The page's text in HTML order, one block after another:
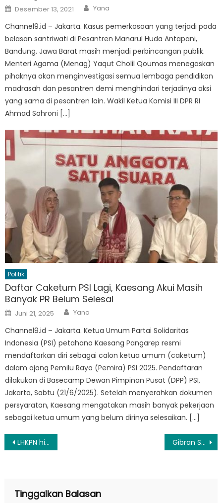
Posted
on
Desember 13, 2021 Author
Yana
Channel9.id – Jakarta. Kasus pemerkosaan yang terjadi pada
belasan santriwati di Pesantren Manarul Huda Antapani,
Bandung, Jawa Barat masih menjadi perbincangan publik.
Menteri Agama (Menag) Yaqut Cholil Qoumas menegaskan
pihaknya akan menginvestigasi semua lembaga pendidikan
madrasah dan pesantren demi menghindari terjadinya aksi
yang sama di pesantren lain. Wakil Ketua Komisi III DPR RI
Ahmad Sahroni […]
Politik
Daftar Caketum PSI Lagi, Kaesang Akui Masih
Banyak PR Belum Selesai
Posted
on
Juni 21, 2025 Author
Yana
Channel9.id – Jakarta. Ketua Umum Partai Solidaritas
Indonesia (PSI) petahana Kaesang Pangarep resmi
mendaftarkan diri sebagai calon ketua umum (caketum)
dalam ajang Pemilu Raya (Pemira) PSI 2025. Pendaftaran
dilakukan di Basecamp Dewan Pimpinan Pusat (DPP) PSI,
Jakarta, Sabtu (21/6/2025). Setelah menyerahkan dokumen
persyaratan, Kaesang mengatakan masih banyak pekerjaan
sebagai ketua umum yang belum dirinya selesaikan. […]
Navigasi
LHKPN hingga Kunci Mobil Ketua KPK Firli Bahuri Disita Polisi Gibran Serap Aspirasi Ulama se-Jambi
Tinggalkan Balasan